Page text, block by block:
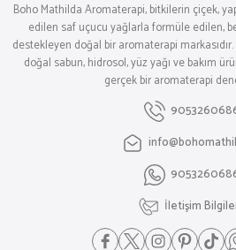
Boho Mathilda Aromaterapi, bitkilerin çiçek,
edilen saf uçucu yağlarla formüle edilen,
destekleyen doğal bir aromaterapi
doğal sabun, hidrosol, yüz yağı ve bakım
gerçek bir aromaterapi
İletişim